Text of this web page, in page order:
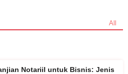
All
Notariil untuk Bisnis: Jenis